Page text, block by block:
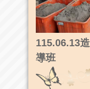
115.06.13
導班